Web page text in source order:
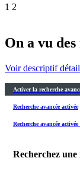
1 2
On a vu
Voir descriptif
Activer la recherche
Recherche avancée activée
Recherche avancée
Recherchez